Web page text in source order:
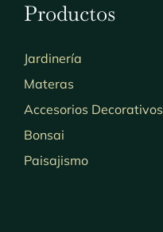
Productos
Jardinería
Materas
Accesorios Decorativos
Bonsai
Paisajismo